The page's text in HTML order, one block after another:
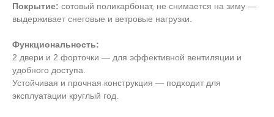
Покрытие: сотовый поликарбонат, не снимается на зиму —
выдерживает снеговые и ветровые нагрузки.
Функциональность:
2 двери и 2 форточки — для эффективной вентиляции и
удобного доступа.
Устойчивая и прочная конструкция — подходит для
эксплуатации круглый год.